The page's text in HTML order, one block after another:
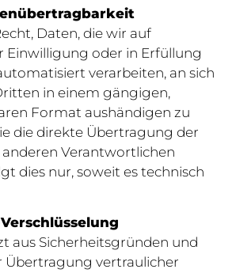
Daten, die wir auf
Einwilligung oder in Erfüllung
verarbeiten, an sich
in einem gängigen,
Format aushändigen zu
die direkte Übertragung der
anderen Verantwortlichen
dies nur, soweit es technisch
Verschlüsselung
aus Sicherheitsgründen und
Übertragung vertraulicher